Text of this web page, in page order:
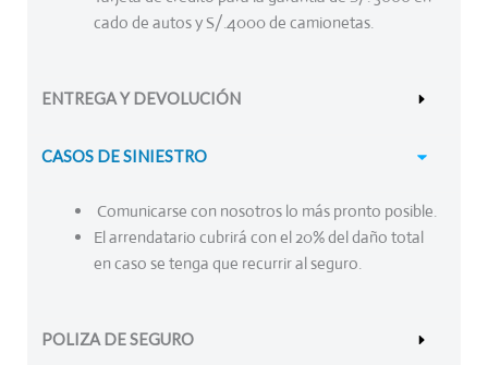
cado de autos y S/.4000 de camionetas.
ENTREGA Y DEVOLUCIÓN
CASOS DE SINIESTRO
Comunicarse con nosotros lo más pronto posible.
El arrendatario cubrirá con el 20% del daño total
en caso se tenga que recurrir al seguro.
POLIZA DE SEGURO